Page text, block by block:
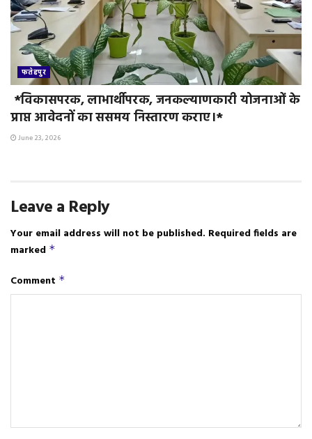
फतेहपुर
*विकासपरक, लाभार्थीपरक, जनकल्याणकारी योजनाओं के
प्राप्त आवेदनों का ससमय निस्तारण कराए।*
June 23, 2026
Leave a Reply
Your email address will not be published. Required fields are
marked *
Comment *